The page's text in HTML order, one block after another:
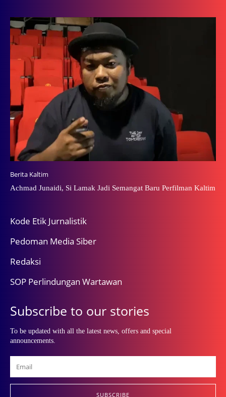
Berita Kaltim
Achmad Junaidi, Si Lamak Jadi Semangat Baru Perfilman Kaltim
Kode Etik Jurnalistik
Pedoman Media Siber
Redaksi
SOP Perlindungan Wartawan
Subscribe to our stories
To be updated with all the latest news, offers and special
announcements.
SUBSCRIBE